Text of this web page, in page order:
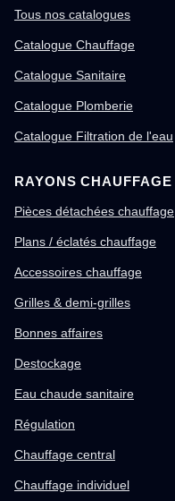
Tous nos catalogues
Catalogue Chauffage
Catalogue Sanitaire
Catalogue Plomberie
Catalogue Filtration de l'eau
RAYONS CHAUFFAGE
Pièces détachées chauffage
Plans / éclatés chauffage
Accessoires chauffage
Grilles & demi-grilles
Bonnes affaires
Destockage
Eau chaude sanitaire
Régulation
Chauffage central
Chauffage individuel